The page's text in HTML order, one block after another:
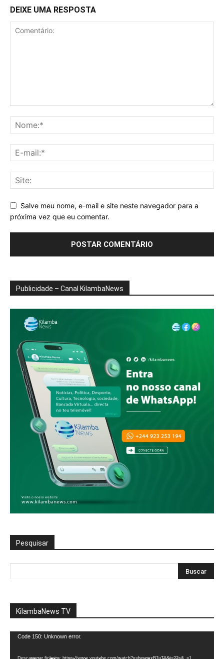
DEIXE UMA RESPOSTA
Salve meu nome, e-mail e site neste navegador para a
próxima vez que eu comentar.
Publicidade – Canal KilambaNews
Pesquisar
KilambaNews TV
Reprodutor
Code 150: Unknown error.